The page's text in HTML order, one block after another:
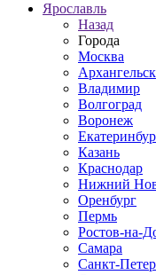
Ярославль
Назад
Города
Москва
Архангельск
Владимир
Волгоград
Воронеж
Казань
Краснодар
Нижний
Оренбург
Пермь
Ростов-на-
Самара
Санкт-